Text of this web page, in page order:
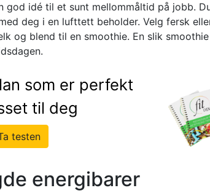
god idé til et sunt mellommåltid på jobb.
deg i en lufttett beholder. Velg fersk
og blend til en smoothie. En slik
som er perfekt
til deg
testen
energibarer